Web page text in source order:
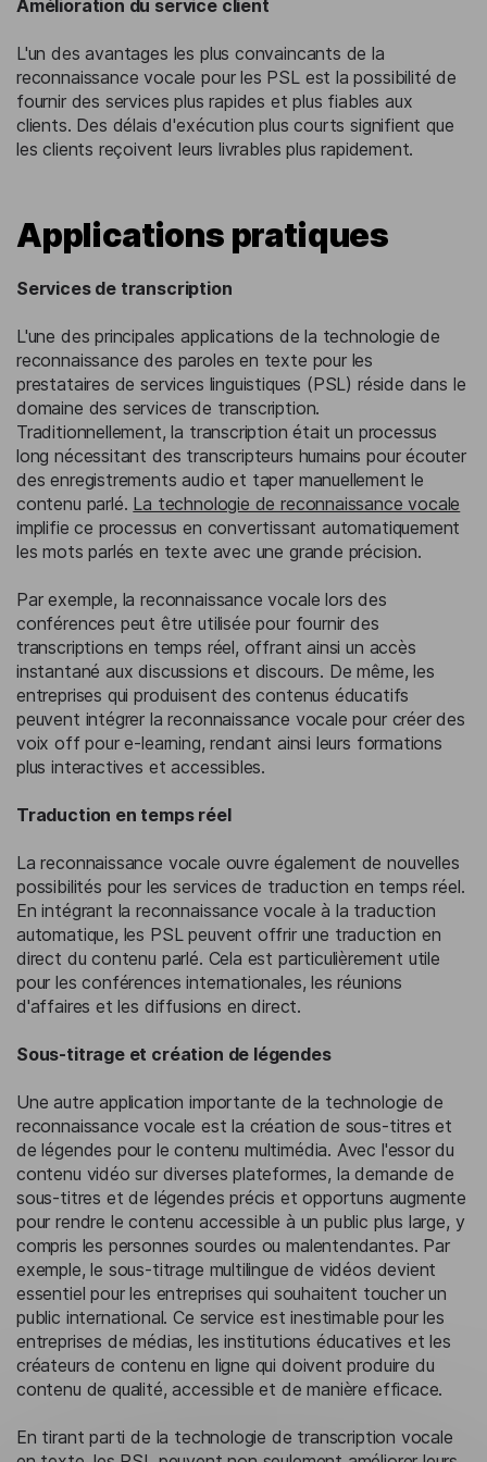
Amélioration du service client
L'un des avantages les plus convaincants de la
reconnaissance vocale pour les PSL est la possibilité de
fournir des services plus rapides et plus fiables aux
clients. Des délais d'exécution plus courts signifient que
les clients reçoivent leurs livrables plus rapidement.
Applications pratiques
Services de transcription
L'une des principales applications de la technologie de
reconnaissance des paroles en texte pour les
prestataires de services linguistiques (PSL) réside dans le
domaine des services de transcription.
Traditionnellement, la transcription était un processus
long nécessitant des transcripteurs humains pour écouter
des enregistrements audio et taper manuellement le
contenu parlé. La technologie de reconnaissance vocale
implifie ce processus en convertissant automatiquement
les mots parlés en texte avec une grande précision.
Par exemple, la reconnaissance vocale lors des
conférences peut être utilisée pour fournir des
transcriptions en temps réel, offrant ainsi un accès
instantané aux discussions et discours. De même, les
entreprises qui produisent des contenus éducatifs
peuvent intégrer la reconnaissance vocale pour créer des
voix off pour e-learning, rendant ainsi leurs formations
plus interactives et accessibles.
Traduction en temps réel
La reconnaissance vocale ouvre également de nouvelles
possibilités pour les services de traduction en temps réel.
En intégrant la reconnaissance vocale à la traduction
automatique, les PSL peuvent offrir une traduction en
direct du contenu parlé. Cela est particulièrement utile
pour les conférences internationales, les réunions
d'affaires et les diffusions en direct.
Sous-titrage et création de légendes
Une autre application importante de la technologie de
reconnaissance vocale est la création de sous-titres et
de légendes pour le contenu multimédia. Avec l'essor du
contenu vidéo sur diverses plateformes, la demande de
sous-titres et de légendes précis et opportuns augmente
pour rendre le contenu accessible à un public plus large, y
compris les personnes sourdes ou malentendantes. Par
exemple, le sous-titrage multilingue de vidéos devient
essentiel pour les entreprises qui souhaitent toucher un
public international. Ce service est inestimable pour les
entreprises de médias, les institutions éducatives et les
créateurs de contenu en ligne qui doivent produire du
contenu de qualité, accessible et de manière efficace.
En tirant parti de la technologie de transcription vocale